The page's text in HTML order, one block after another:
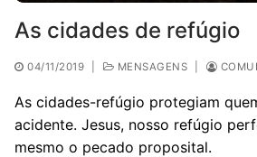
As cidades de refúgio
04/11/2019 MENSAGENS
As cidades-refúgio protegiam
acidente. Jesus, nosso refúgio
mesmo o pecado proposital.